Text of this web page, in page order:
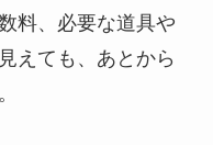
料、必要な道具や
えても、あとから